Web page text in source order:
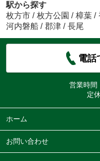
駅から探す
枚方市 / 枚方公園 / 樟葉 /
河内磐船 / 郡津 / 長尾
電話
営業時間
定
ホーム
お問い合わせ